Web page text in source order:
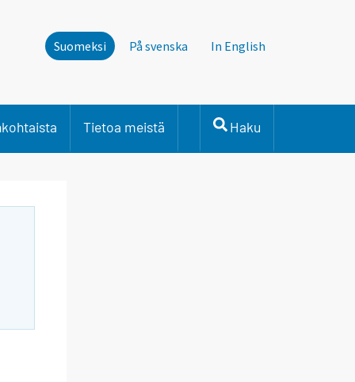
Suomeksi På svenska In English
Tietoa meistä Haku